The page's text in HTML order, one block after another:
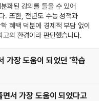
화된 강의를 들을 수 있어
. 또한, 전년도 수능 성적과
혜택 덕분에 경제적 부담 없이
의 환경이라 판단했습니다.
가장 도움이 되었던 '학습
서 가장 도움이 되었다고